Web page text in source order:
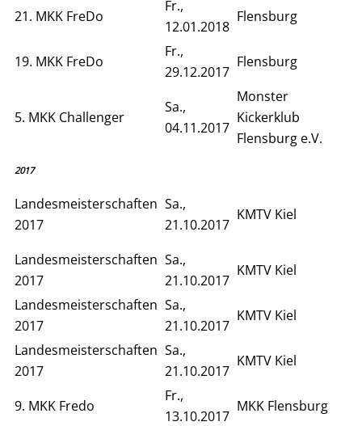
21. MKK FreDo
Fr.,
12.01.2018
Flensburg
19. MKK FreDo
Fr.,
29.12.2017
Flensburg
5. MKK Challenger
Sa.,
04.11.2017
Monster
Kickerklub
Flensburg e.V.
2017
Landesmeisterschaften
2017
Sa.,
21.10.2017
KMTV Kiel
Landesmeisterschaften
2017
Sa.,
21.10.2017
KMTV Kiel
Landesmeisterschaften
2017
Sa.,
21.10.2017
KMTV Kiel
Landesmeisterschaften
2017
Sa.,
21.10.2017
KMTV Kiel
9. MKK Fredo
Fr.,
13.10.2017
MKK Flensburg